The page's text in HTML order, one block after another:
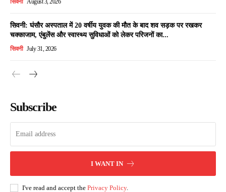
सिवनी August 3, 2026
सिवनी: घंसौर अस्पताल में 20 वर्षीय युवक की मौत के बाद शव सड़क पर रखकर
चक्काजाम, एंबुलेंस और स्वास्थ्य सुविधाओं को लेकर परिजनों का...
सिवनी July 31, 2026
Subscribe
I WANT IN
I've read and accept the Privacy Policy.